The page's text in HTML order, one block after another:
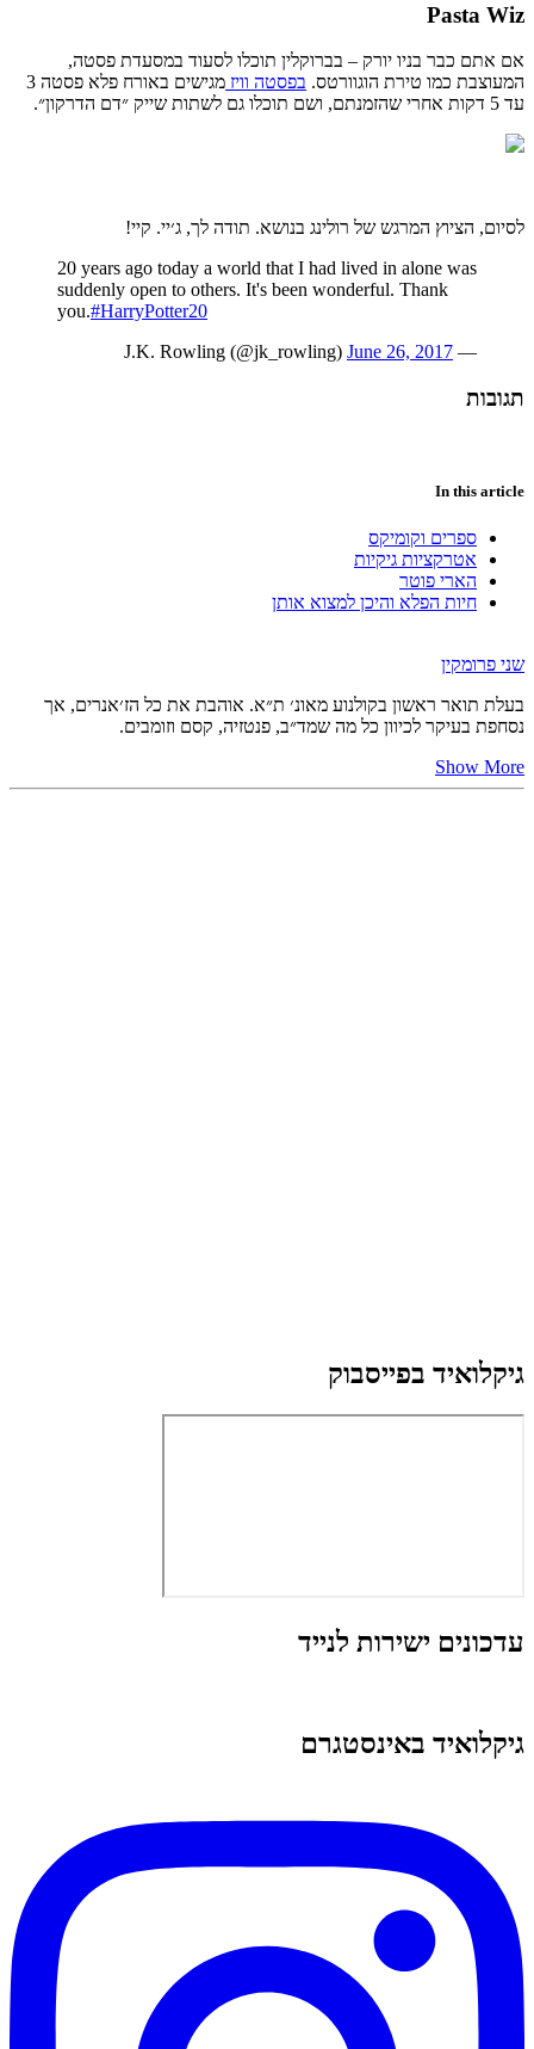
Pasta Wiz
אם אתם כבר בניו יורק – בברוקלין תוכלו לסעוד במסעדת פסטה,
המעוצבת כמו טירת הוגוורטס. בפסטה וויז מגישים באורח פלא פסטה
עד
דקות אחרי שהזמנתם, ושם תוכלו גם לשתות שייק ״דם הדרקון״.
לסיום, הציוץ המרגש של רולינג בנושא. תודה לך, ג׳יי. קיי!
20 years ago today a world that I had lived in alone was
suddenly open to others. It's been wonderful. Thank
you.#HarryPotter20
— J.K. Rowling (@jk_rowling)
June 26, 2017
תגובות
In this article
ספרים וקומיקס
אטרקציות גיקיות
הארי פוטר
חיות הפלא והיכן למצוא אותן
שני פרומקין
בעלת תואר ראשון בקולנוע מאונ׳ ת״א. אוהבת את כל הז׳אנרים, אך
נסחפת בעיקר לכיוון כל מה שמד״ב, פנטזיה, קסם וזומבים.
Show More
גיקלואיד בפייסבוק
עדכונים ישירות לנייד
גיקלואיד באינסטגרם